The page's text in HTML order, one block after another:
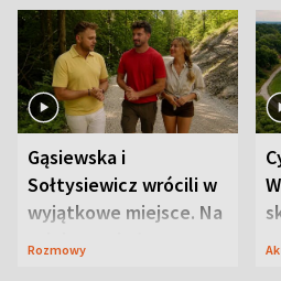
Gąsiewska i
Sołtysiewicz wrócili w
wyjątkowe miejsce. Na
szlaku czekał
Rozmowy